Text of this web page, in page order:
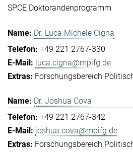
SPCE Doktorandenprogramm
Dr. Luca Michele Cigna
+49 221 2767-330
luca.cigna@mpifg.de
Forschungsbereich
Dr. Joshua Cova
+49 221 2767-342
joshua.cova@mpifg.de
Forschungsbereich